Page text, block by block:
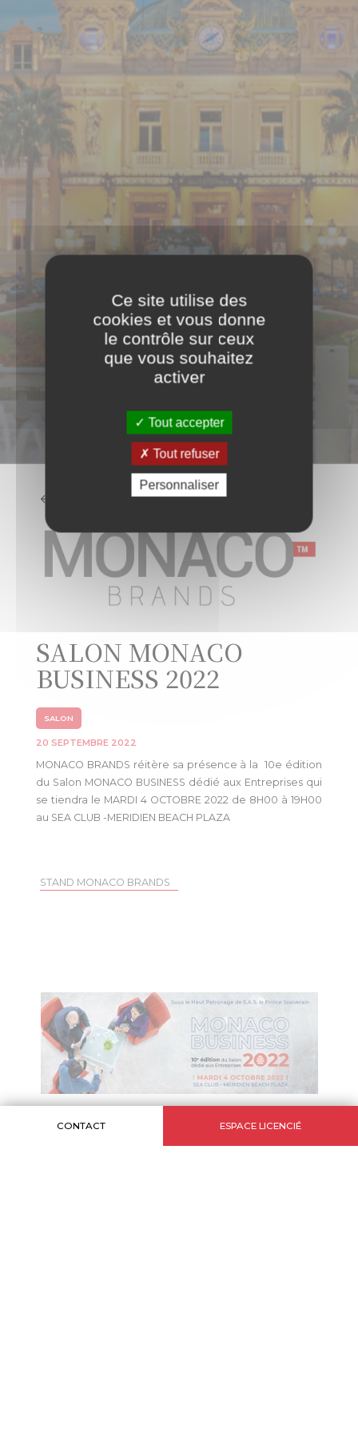
CONTACT ESPACE LICENCIÉ
RETOUR À LA LISTE
SALON MONACO
BUSINESS 2022
SALON
20 SEPTEMBRE 2022
MONACO BRANDS réitère sa présence à la 10e édition
du Salon MONACO BUSINESS dédié aux Entreprises qui
se tiendra le MARDI 4 OCTOBRE 2022 de 8H00 à 19H00
au SEA CLUB -MERIDIEN BEACH PLAZA
STAND MONACO BRANDS
Ce site utilise des
cookies et vous donne
le contrôle sur ceux
que vous souhaitez
activer
Tout accepter
Tout refuser
Personnaliser